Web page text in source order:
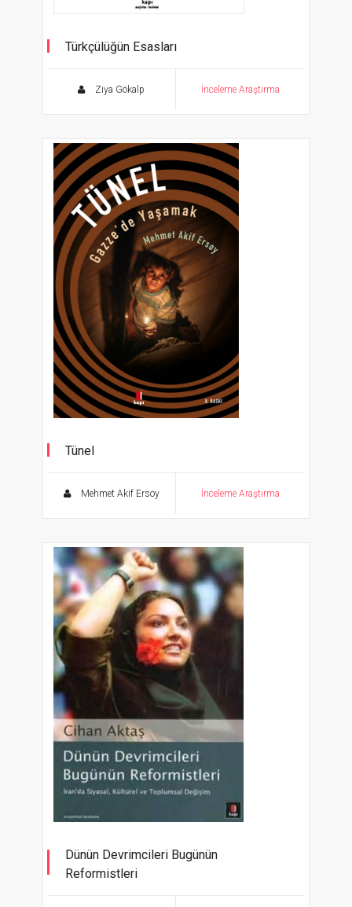
Türkçülüğün Esasları
Ziya Gökalp İnceleme Araştırma
Tünel
Mehmet Akif Ersoy İnceleme Araştırma
Dünün Devrimcileri Bugünün
Reformistleri